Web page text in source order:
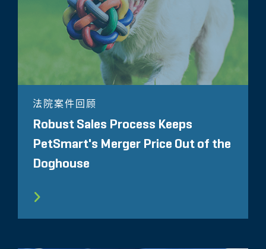
法院案件回顾
Robust Sales Process Keeps
PetSmart's Merger Price Out of the
Doghouse